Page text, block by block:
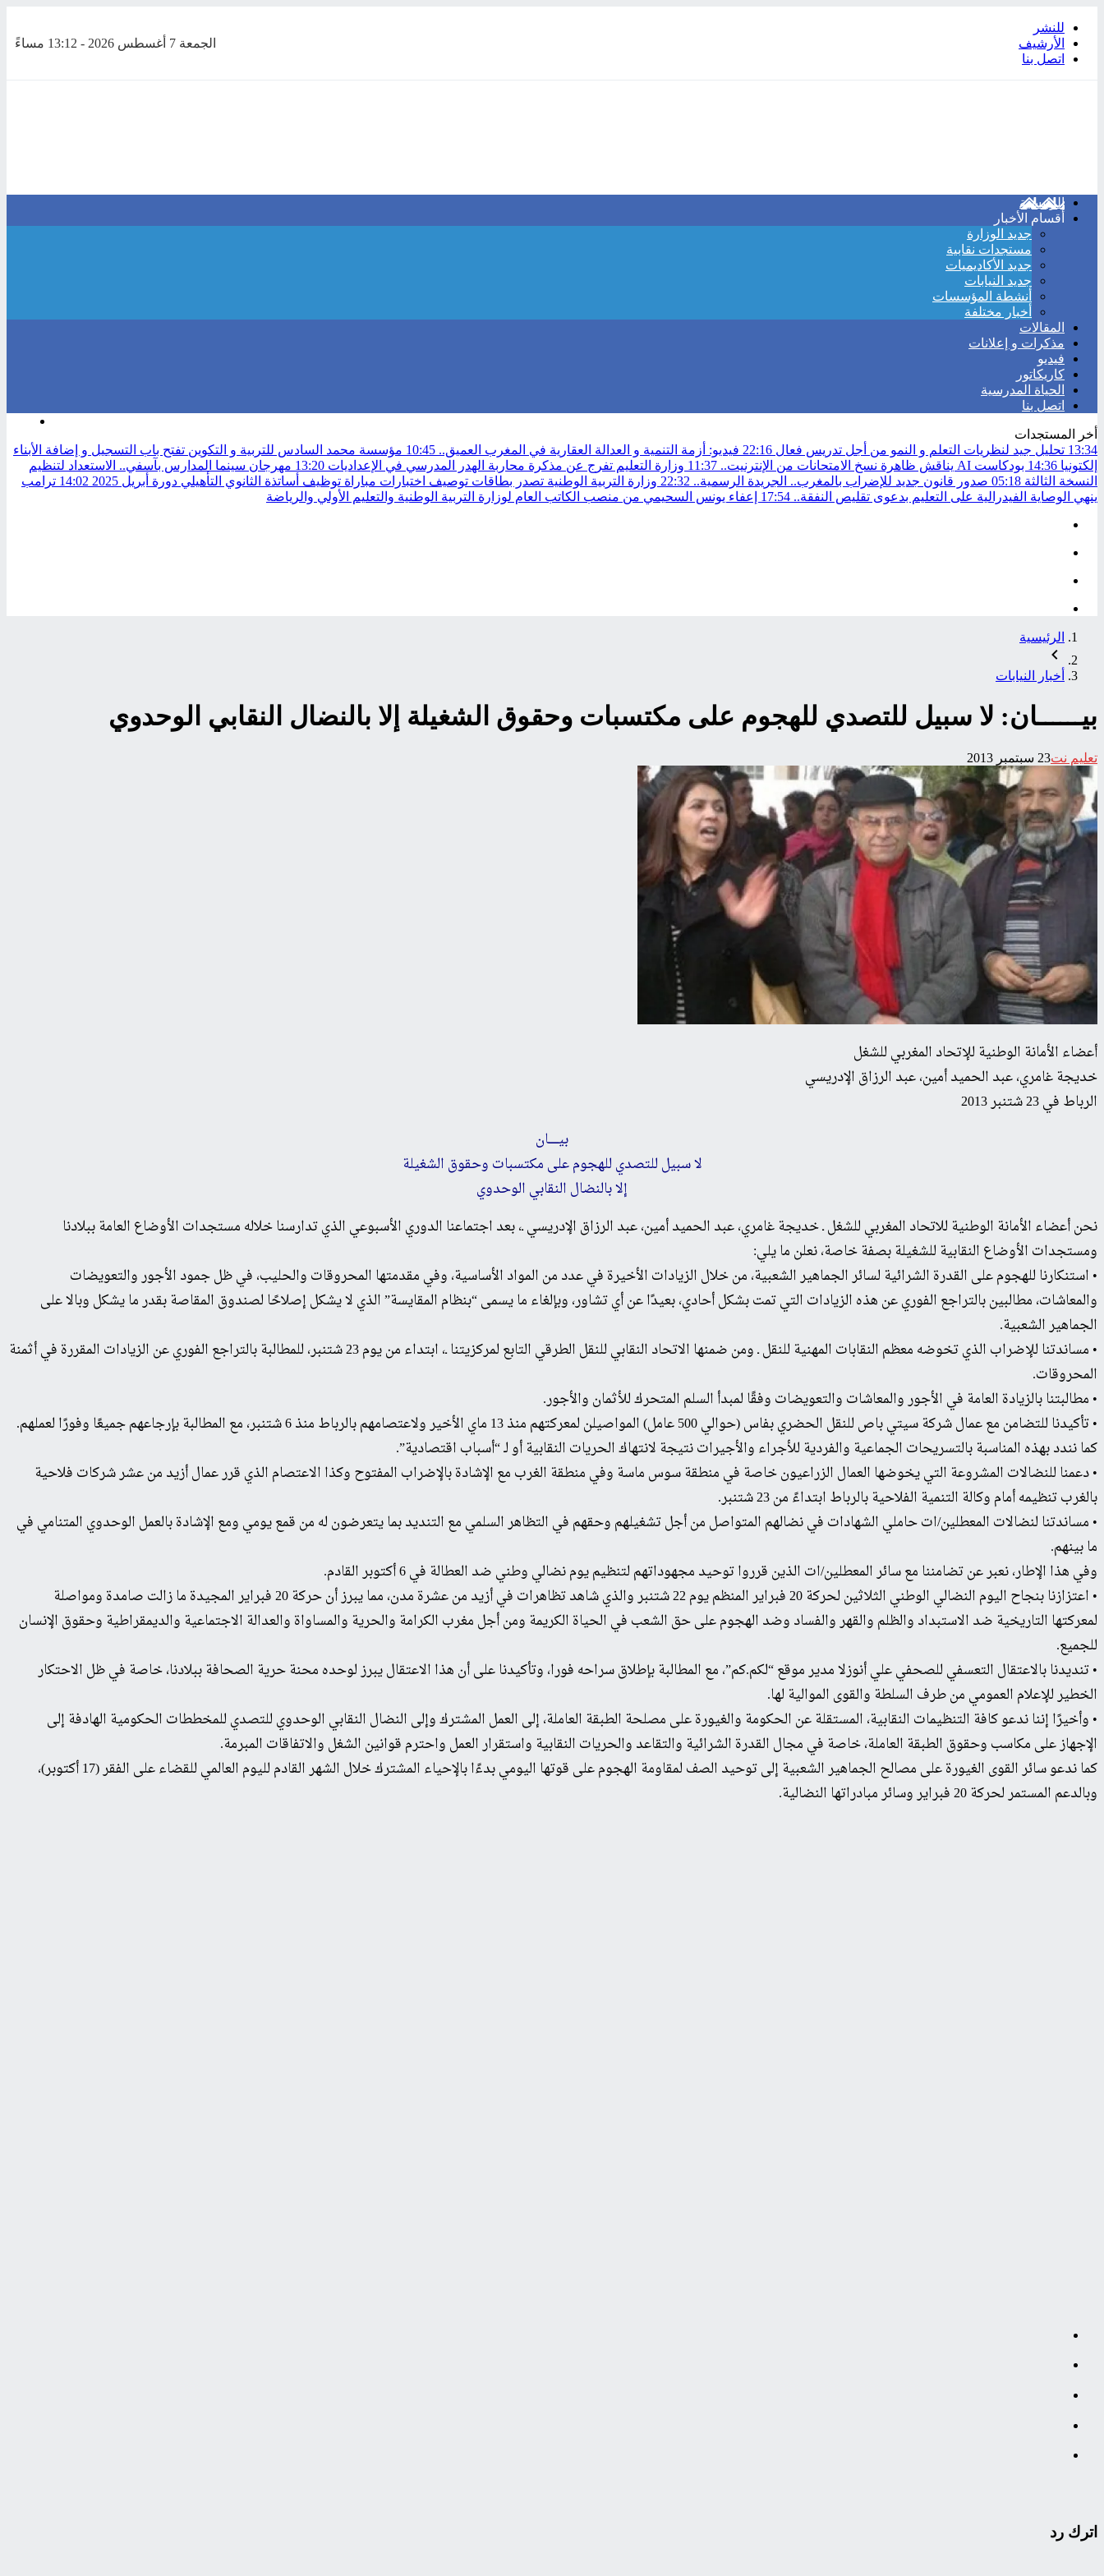
للنشر
الأرشيف
اتصل بنا
الجمعة 7 أغسطس 2026 - 13:12 مساءً
الرئيسية
أقسام الأخبار
جديد الوزارة
مستجدات نقابية
جديد الأكاديميات
جديد النيابات
أنشطة المؤسسات
أخبار مختلفة
المقالات
مذكرات و إعلانات
فيديو
كاريكاتور
الحياة المدرسية
اتصل بنا
أخر المستجدات
13:34 تحليل جيد لنظريات التعلم و النمو من أجل تدريس فعال 22:16 فيديو: أزمة التنمية و العدالة العقارية في المغرب العميق.. 10:45 مؤسسة محمد السادس للتربية و التكوين تفتح باب التسجيل و إضافة الأبناء
إلكتونيا 14:36 بودكاست AI يناقش ظاهرة نسخ الامتحانات من الإنترنيت.. 11:37 وزارة التعليم تفرج عن مذكرة محاربة الهدر المدرسي في الإعداديات 13:20 مهرجان سينما المدارس بآسفي.. الاستعداد لتنظيم
النسخة الثالثة 05:18 صدور قانون جديد للإضراب بالمغرب.. الجريدة الرسمية.. 22:32 وزارة التربية الوطنية تصدر بطاقات توصيف اختبارات مباراة توظيف أساتذة الثانوي التأهيلي دورة أبريل 2025 14:02 ترامب
ينهي الوصاية الفيدرالية على التعليم بدعوى تقليص النفقة.. 17:54 إعفاء يونس السحيمي من منصب الكاتب العام لوزارة التربية الوطنية والتعليم الأولي والرياضة
الرئيسية
أخبار النيابات
بيــــــان: لا سبيل للتصدي للهجوم على مكتسبات وحقوق الشغيلة إلا بالنضال النقابي الوحدوي
تعليم نت23 سبتمبر 2013
أعضاء الأمانة الوطنية للإتحاد المغربي للشغل
خديجة غامري، عبد الحميد أمين، عبد الرزاق الإدريسي
الرباط في 23 شتنبر 2013
بيــــــان
لا سبيل للتصدي للهجوم على مكتسبات وحقوق الشغيلة
إلا بالنضال النقابي الوحدوي
نحن أعضاء الأمانة الوطنية للاتحاد المغربي للشغل ـ خديجة غامري، عبد الحميد أمين، عبد الرزاق الإدريسي ـ، بعد اجتماعنا الدوري الأسبوعي الذي تدارسنا خلاله مستجدات الأوضاع العامة ببلادنا
ومستجدات الأوضاع النقابية للشغيلة بصفة خاصة، نعلن ما يلي:
• استنكارنا للهجوم على القدرة الشرائية لسائر الجماهير الشعبية، من خلال الزيادات الأخيرة في عدد من المواد الأساسية، وفي مقدمتها المحروقات والحليب، في ظل جمود الأجور والتعويضات
والمعاشات، مطالبين بالتراجع الفوري عن هذه الزيادات التي تمت بشكل أحادي، بعيدًا عن أي تشاور، وبإلغاء ما يسمى “بنظام المقايسة” الذي لا يشكل إصلاحًا لصندوق المقاصة بقدر ما يشكل وبالا على
الجماهير الشعبية.
• مساندتنا للإضراب الذي تخوضه معظم النقابات المهنية للنقل ـ ومن ضمنها الاتحاد النقابي للنقل الطرقي التابع لمركزيتنا ـ، ابتداء من يوم 23 شتنبر، للمطالبة بالتراجع الفوري عن الزيادات المقررة في أثمنة
المحروقات.
• مطالبتنا بالزيادة العامة في الأجور والمعاشات والتعويضات وفقًا لمبدأ السلم المتحرك للأثمان والأجور.
• تأكيدنا للتضامن مع عمال شركة سيتي باص للنقل الحضري بفاس (حوالي 500 عامل) المواصيلن لمعركتهم منذ 13 ماي الأخير ولاعتصامهم بالرباط منذ 6 شتنبر، مع المطالبة بإرجاعهم جميعًا وفورًا لعملهم.
كما نندد بهذه المناسبة بالتسريحات الجماعية والفردية للأجراء والأجيرات نتيجة لانتهاك الحريات النقابية أو لـ “أسباب اقتصادية”.
• دعمنا للنضالات المشروعة التي يخوضها العمال الزراعيون خاصة في منطقة سوس ماسة وفي منطقة الغرب مع الإشادة بالإضراب المفتوح وكذا الاعتصام الذي قرر عمال أزيد من عشر شركات فلاحية
بالغرب تنظيمه أمام وكالة التنمية الفلاحية بالرباط ابتداءً من 23 شتنبر.
• مساندتنا لنضالات المعطلين/ات حاملي الشهادات في نضالهم المتواصل من أجل تشغيلهم وحقهم في التظاهر السلمي مع التنديد بما يتعرضون له من قمع يومي ومع الإشادة بالعمل الوحدوي المتنامي في
ما بينهم.
وفي هذا الإطار، نعبر عن تضامننا مع سائر المعطلين/ات الذين قرروا توحيد مجهوداتهم لتنظيم يوم نضالي وطني ضد العطالة في 6 أكتوبر القادم.
• اعتزازنا بنجاح اليوم النضالي الوطني الثلاثين لحركة 20 فبراير المنظم يوم 22 شتنبر والذي شاهد تظاهرات في أزيد من عشرة مدن، مما يبرز أن حركة 20 فبراير المجيدة ما زالت صامدة ومواصلة
لمعركتها التاريخية ضد الاستبداد والظلم والقهر والفساد وضد الهجوم على حق الشعب في الحياة الكريمة ومن أجل مغرب الكرامة والحرية والمساواة والعدالة الاجتماعية والديمقراطية وحقوق الإنسان
للجميع.
• تنديدنا بالاعتقال التعسفي للصحفي علي أنوزلا مدير موقع “لكم.كم”، مع المطالبة بإطلاق سراحه فورا، وتأكيدنا على أن هذا الاعتقال يبرز لوحده محنة حرية الصحافة ببلادنا، خاصة في ظل الاحتكار
الخطير للإعلام العمومي من طرف السلطة والقوى الموالية لها.
• وأخيرًا إننا ندعو كافة التنظيمات النقابية، المستقلة عن الحكومة والغيورة على مصلحة الطبقة العاملة، إلى العمل المشترك وإلى النضال النقابي الوحدوي للتصدي للمخططات الحكومية الهادفة إلى
الإجهاز على مكاسب وحقوق الطبقة العاملة، خاصة في مجال القدرة الشرائية والتقاعد والحريات النقابية واستقرار العمل واحترم قوانين الشغل والاتفاقات المبرمة.
كما ندعو سائر القوى الغيورة على مصالح الجماهير الشعبية إلى توحيد الصف لمقاومة الهجوم على قوتها اليومي بدءًا بالإحياء المشترك خلال الشهر القادم لليوم العالمي للقضاء على الفقر (17 أكتوبر)،
وبالدعم المستمر لحركة 20 فبراير وسائر مبادراتها النضالية.
اترك رد